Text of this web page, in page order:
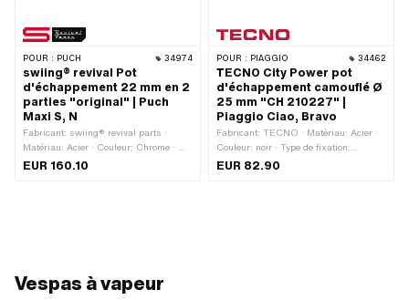
POUR : PUCH 34974
swiing® revival Pot
d'échappement 22 mm en 2
parties "original" | Puch
Maxi S, N
Fabricant: swiing® revival parts ·
Matériau: Acier · Couleur: Chrome · Ø
extérieur: 59 mm · Type de fixation:
de fixation: 4 pcs · Puch numéro OEM:
349.1.16.000.0
EUR 160.10
POUR : PIAGGIO 34462
TECNO City Power pot
d'échappement camouflé Ø
25 mm "CH 210227" |
Piaggio Ciao, Bravo
Fabricant: TECNO · Matériau: Acier ·
Couleur: noir · Type de fixation:
languette soudée · Surface: verni · Ø
EUR 82.90
Vespas à vapeur